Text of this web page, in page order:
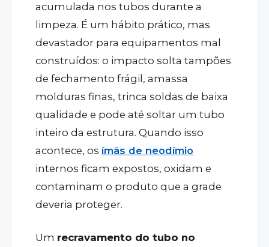
acumulada nos tubos durante a
limpeza. É um hábito prático, mas
devastador para equipamentos mal
construídos: o impacto solta tampões
de fechamento frágil, amassa
molduras finas, trinca soldas de baixa
qualidade e pode até soltar um tubo
inteiro da estrutura. Quando isso
acontece, os ímãs de neodímio
internos ficam expostos, oxidam e
contaminam o produto que a grade
deveria proteger.
Um recravamento do tubo no